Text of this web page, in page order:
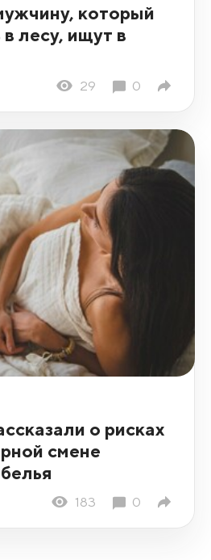
который
лесу, ищут в
29 0
о рисках
смене
183 0